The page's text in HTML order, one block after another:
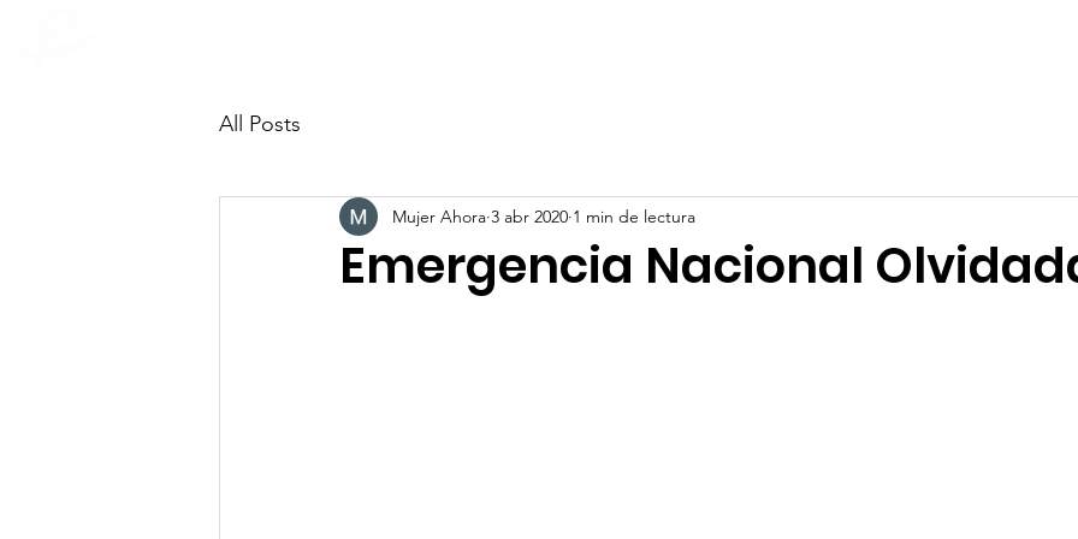
All Posts
Emergencia Nacional
Mujer Ahora 3 abr 2020 1 min de lectura